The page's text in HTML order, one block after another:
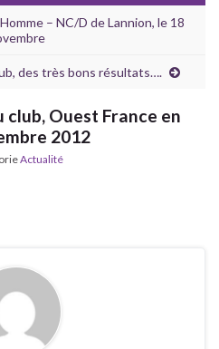
– NC/D de Lannion, le 18
des très bons résultats….
club, Ouest France en
2012
Actualité